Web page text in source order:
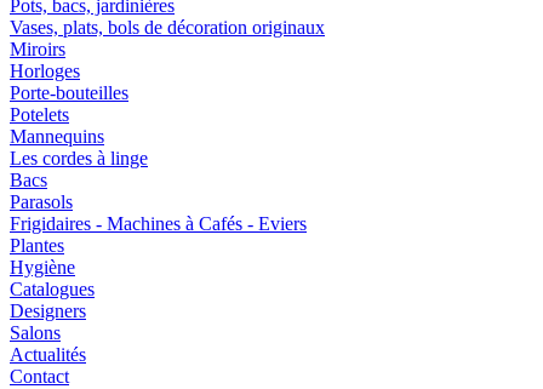
Pots, bacs, jardinières
Vases, plats, bols de décoration originaux
Miroirs
Horloges
Porte-bouteilles
Potelets
Mannequins
Les cordes à linge
Bacs
Parasols
Frigidaires - Machines à Cafés - Eviers
Plantes
Hygiène
Catalogues
Designers
Salons
Actualités
Contact